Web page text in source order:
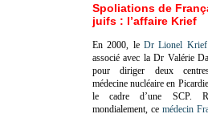
Spoliations de
juifs : l’affaire Krief
En 2000, le Dr Lionel Krief
associé avec la Dr Valérie
pour diriger deux
médecine nucléaire en
le cadre d’une SCP.
mondialement, ce médecin